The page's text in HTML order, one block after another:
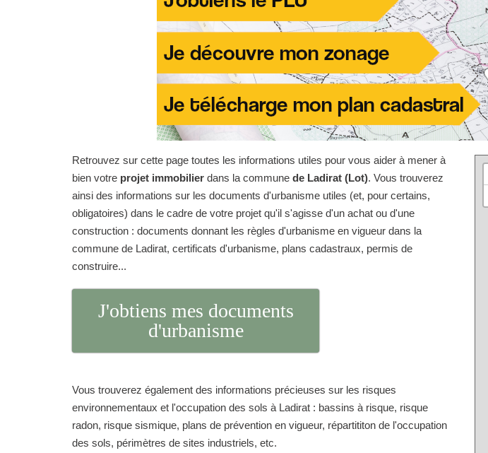
Retrouvez sur cette page toutes les informations utiles pour vous aider à mener à
bien votre projet immobilier dans la commune de Ladirat (Lot). Vous trouverez
ainsi des informations sur les documents d'urbanisme utiles (et, pour certains,
obligatoires) dans le cadre de votre projet qu'il s'agisse d'un achat ou d'une
construction : documents donnant les règles d'urbanisme en vigueur dans la
commune de Ladirat, certificats d'urbanisme, plans cadastraux, permis de
construire...
J'obtiens mes documents
d'urbanisme
Vous trouverez également des informations précieuses sur les risques
environnementaux et l'occupation des sols à Ladirat : bassins à risque, risque
radon, risque sismique, plans de prévention en vigueur, répartititon de l'occupation
des sols, périmètres de sites industriels, etc.